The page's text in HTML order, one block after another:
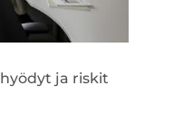
ja riskit